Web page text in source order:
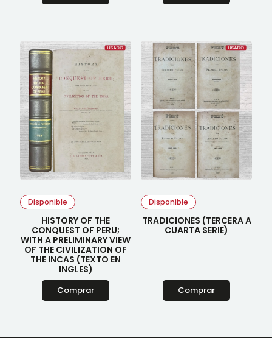
Disponible
HISTORY OF THE
CONQUEST OF PERU;
WITH A PRELIMINARY VIEW
OF THE CIVILIZATION OF
THE INCAS (TEXTO EN
INGLES)
Comprar
Disponible
TRADICIONES (TERCERA A
CUARTA SERIE)
Comprar